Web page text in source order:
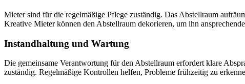
Mieter sind für die regelmäßige Pflege zuständig. Das Abstellraum
Kreative Mieter können den Abstellraum dekorieren, um ihn
Instandhaltung und Wartung
Die gemeinsame Verantwortung für den Abstellraum erfordert klare
zuständig. Regelmäßige Kontrollen helfen, Probleme frühzeitig zu